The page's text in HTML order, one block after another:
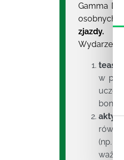
Gamma
osobnych
zjazdy.
w
(np.